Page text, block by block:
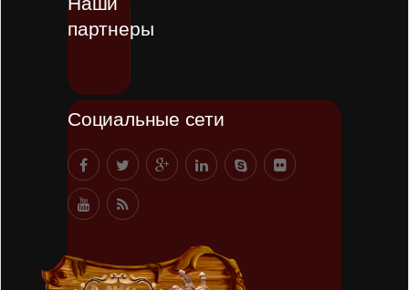
партнеры
Социальные сети